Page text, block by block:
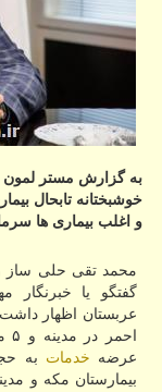
به گزارش مستر
خوشبختانه تابحال
و اغلب بیماری ها
محمد تقی حلی ساز
گفتگو یا خبرنگار
عرضه خدمات به
بیمارستان مكه و